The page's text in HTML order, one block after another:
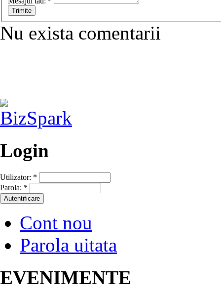
Nu exista comentarii
Login
Utilizator: *
Parola: *
Cont nou
Parola uitata
EVENIMENTE